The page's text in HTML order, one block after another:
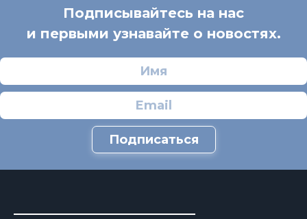
Подписывайтесь на нас
и первыми узнавайте о новостях.
Подписаться